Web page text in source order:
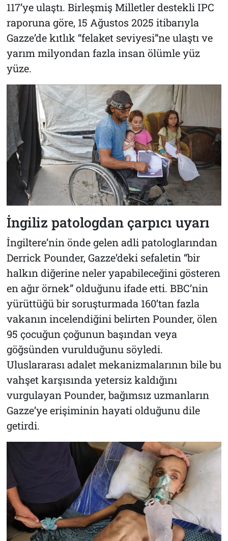
117’ye ulaştı. Birleşmiş Milletler destekli IPC
raporuna göre, 15 Ağustos 2025 itibarıyla
Gazze’de kıtlık “felaket seviyesi”ne ulaştı ve
yarım milyondan fazla insan ölümle yüz
yüze.
İngiliz patologdan çarpıcı uyarı
İngiltere’nin önde gelen adli patologlarından
Derrick Pounder, Gazze’deki sefaletin “bir
halkın diğerine neler yapabileceğini gösteren
en ağır örnek” olduğunu ifade etti. BBC’nin
yürüttüğü bir soruşturmada 160’tan fazla
vakanın incelendiğini belirten Pounder, ölen
95 çocuğun çoğunun başından veya
göğsünden vurulduğunu söyledi.
Uluslararası adalet mekanizmalarının bile bu
vahşet karşısında yetersiz kaldığını
vurgulayan Pounder, bağımsız uzmanların
Gazze’ye erişiminin hayati olduğunu dile
getirdi.